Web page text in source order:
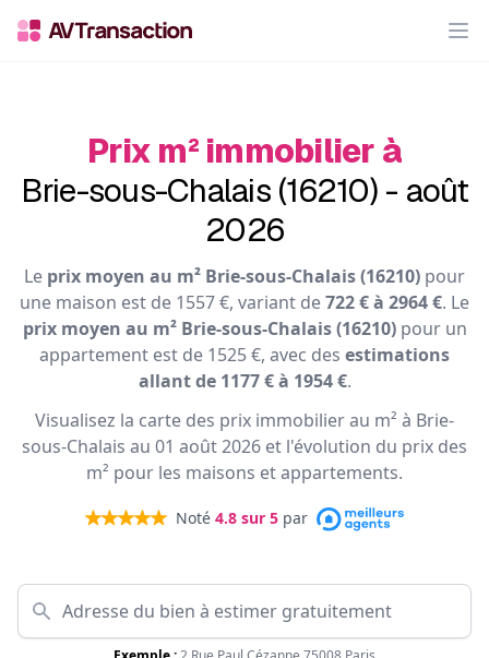
Prix m² immobilier à
Brie-sous-Chalais (16210) - août
2026
Le prix moyen au m² Brie-sous-Chalais (16210) pour
une maison est de 1557 €, variant de722 € à 2964 €. Le
prix moyen au m² Brie-sous-Chalais (16210)pour un
appartement est de 1525 €, avec des estimations
allant de 1177 € à 1954 €.
Visualisez la carte des prix immobilier au m² à Brie-
sous-Chalais au 01 août 2026 et l'évolution du prix des
m² pour les maisons et appartements.
Noté 4.8 sur 5 par